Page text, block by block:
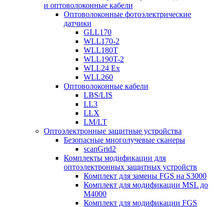
и оптоволоконные кабели
Оптоволоконные фотоэлектрические
датчики
GLL170
WLL170-2
WLL180T
WLL190T-2
WLL24 Ex
WLL260
Оптоволоконные кабели
LBS/LIS
LL3
LLX
LM/LT
Оптоэлектронные защитные устройства
Безопасные многолучевые сканеры
scanGrid2
Комплекты модификации для
оптоэлектронных защитных устройств
Комплект для замены FGS на S3000
Комплект для модификации MSL до
M4000
Комплект для модификации FGS